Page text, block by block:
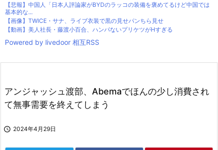
【悲報】中国人「日本人評論家がBYDのラッコの装備を褒めてるけど中国では
基本的な...
【画像】TWICE・サナ、ライブ衣装で黒の見せパンちら見せ
【動画】美人社長・藤渡小百合、ハンパないプリケツがHすぎる
Powered by livedoor 相互RSS
アンジャッシュ渡部、Abemaでほんの少し消費され
て無事需要を終えてしまう
 2024年4月29日